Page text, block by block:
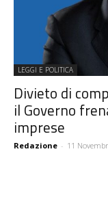
LEGGI E POLITICA
Divieto di
il Governo
imprese
Redazione - 11